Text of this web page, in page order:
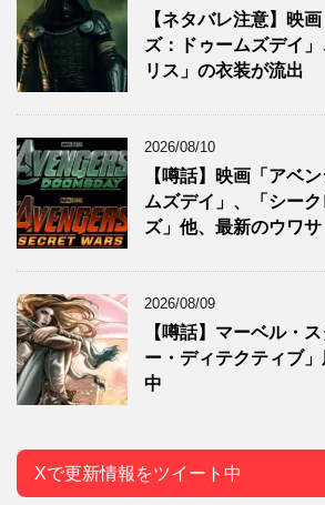
【ネタバレ注意】映
ズ：ドゥームズデイ
リス」の衣装が流出
2026/08/10
【噂話】映画「アベ
ムズデイ」、「シー
ズ」他、最新のウワサ
2026/08/09
【噂話】マーベル・
ー・ディテクティブ
中
Xで更新情報をツイート中